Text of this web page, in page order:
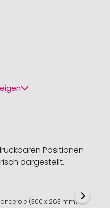
Positionen
dargestellt.
(300 x 263 mm)